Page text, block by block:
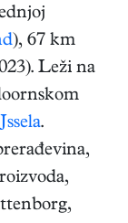
), 67 km
Leži na
.